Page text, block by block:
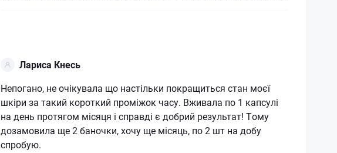
Лариса Кнесь
Непогано, не очікувала що настільки покращиться стан моєї
шкіри за такий короткий проміжок часу. Вживала по 1 капсулі
на день протягом місяця і справді є добрий результат! Тому
дозамовила ще 2 баночки, хочу ще місяць, по 2 шт на добу
спробую.